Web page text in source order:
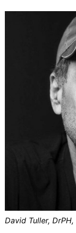
David Tuller, DrPH,